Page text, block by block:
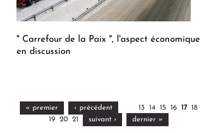
" Carrefour de la Paix ", l'aspect économique
en discussion
« premier ‹ précédent 13 14 15 16 17
18
19
20 21 suivant › dernier »